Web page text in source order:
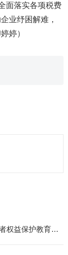
面落实各项税费
业纾困解难，
婷）
泰康人寿广东分公司第二十四届客服节暨消费者权益保护教育活动成功举办